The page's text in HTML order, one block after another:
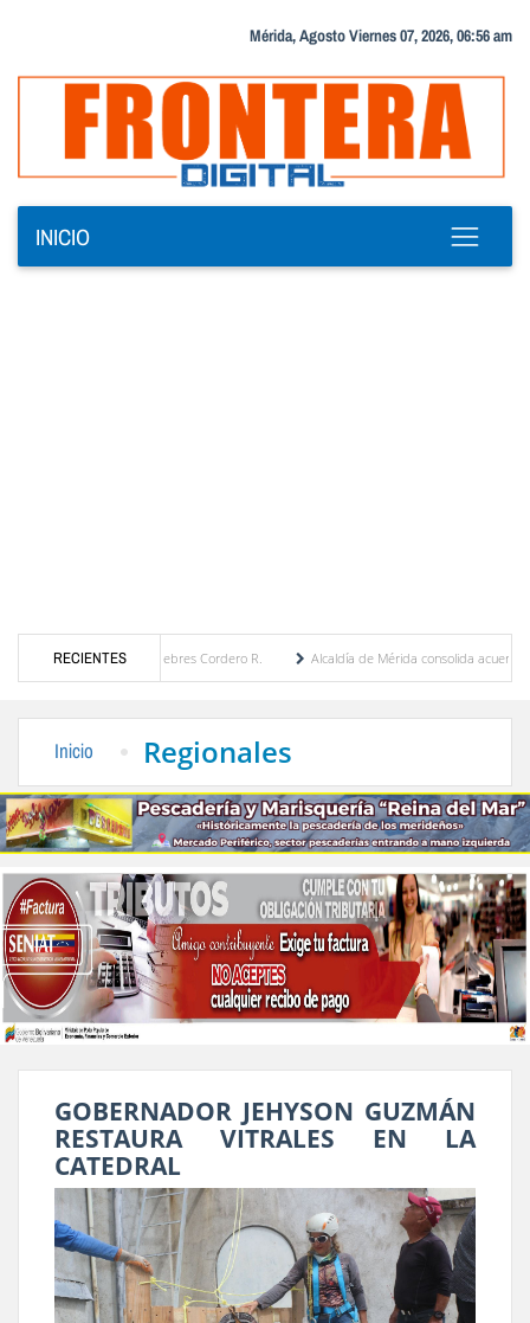
Mérida, Agosto Viernes 07, 2026, 06:56 am
INICIO
RECIENTES
María Eugenia Febres Cordero R.
Alcaldía de Mérida consolida acuerdos con
Inicio Regionales
GOBERNADOR JEHYSON GUZMÁN
RESTAURA VITRALES EN LA
CATEDRAL